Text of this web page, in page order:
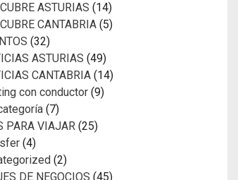
ASTURIAS (14)
CANTABRIA(5)
(32)
ASTURIAS (49)
CANTABRIA(14)
con conductor(9)
(7)
PARA VIAJAR(25)
(4)
(2)
DE NEGOCIOS (45)